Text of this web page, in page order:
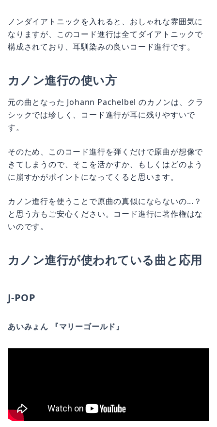
ノンダイアトニックを入れると、おしゃれな雰囲気に
なりますが、このコード進行は全てダイアトニックで
構成されており、耳馴染みの良いコード進行です。
カノン進行の使い方
元の曲となった Johann Pachelbel のカノンは、クラ
シックでは珍しく、コード進行が耳に残りやすいで
す。
そのため、このコード進行を弾くだけで原曲が想像で
きてしまうので、そこを活かすか、もしくはどのよう
に崩すかがポイントになってくると思います。
カノン進行を使うことで原曲の真似にならないの...？
と思う方もご安心ください。コード進行に著作権はな
いのです。
カノン進行が使われている曲と応用
J-POP
あいみょん 『マリーゴールド』